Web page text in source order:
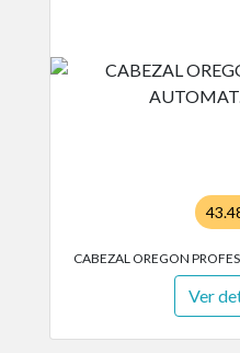
CABEZAL OREGON
Ver